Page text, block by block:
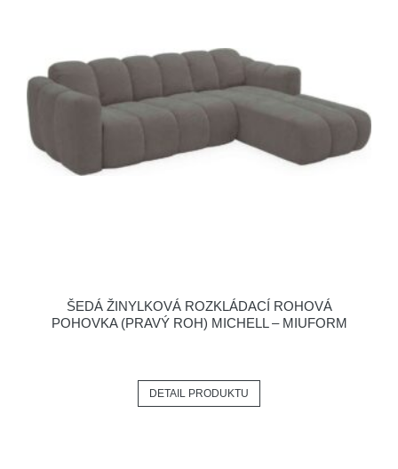
ŠEDÁ ŽINYLKOVÁ ROZKLÁDACÍ ROHOVÁ
POHOVKA (PRAVÝ ROH) MICHELL – MIUFORM
DETAIL PRODUKTU